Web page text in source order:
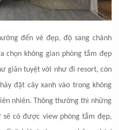
đến vẻ đẹp, độ sang chảnh
chọn không gian phòng tắm đẹp
giãn tuyệt vời như đi resort, còn
đặt cây xanh vào trong không
nhiên. Thông thường thì những
sẽ có được view phòng tắm đẹp,